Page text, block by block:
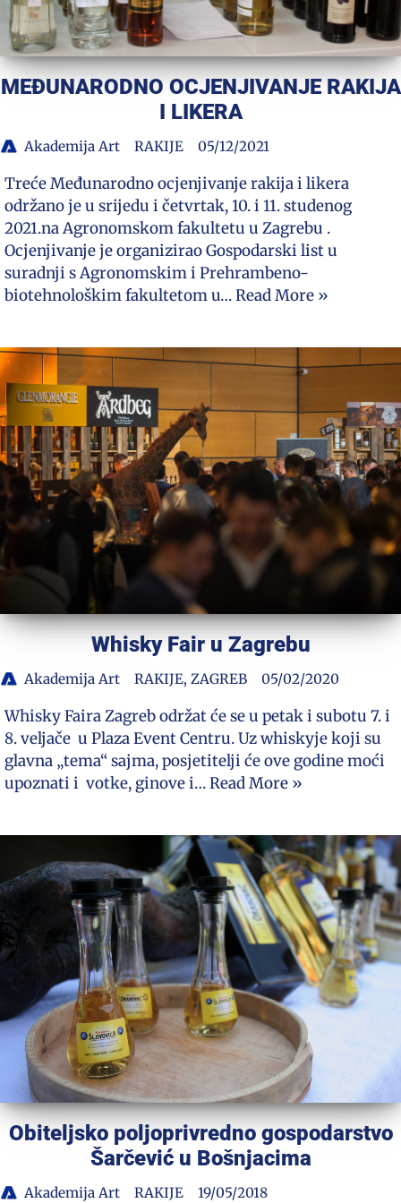
MEĐUNARODNO OCJENJIVANJE RAKIJA
I LIKERA
Akademija Art RAKIJE 05/12/2021
Treće Međunarodno ocjenjivanje rakija i likera
održano je u srijedu i četvrtak, 10. i 11. studenog
2021.na Agronomskom fakultetu u Zagrebu .
Ocjenjivanje je organizirao Gospodarski list u
suradnji s Agronomskim i Prehrambeno-
biotehnološkim fakultetom u…Read More »
Whisky Fair u Zagrebu
Akademija Art RAKIJE, ZAGREB 05/02/2020
Whisky Faira Zagreb održat će se u petak i subotu 7. i
8. veljače u Plaza Event Centru. Uz whiskyje koji su
glavna „tema“ sajma, posjetitelji će ove godine moći
upoznati i votke, ginove i…Read More »
Obiteljsko poljoprivredno gospodarstvo
Šarčević u Bošnjacima
Akademija Art RAKIJE 19/05/2018